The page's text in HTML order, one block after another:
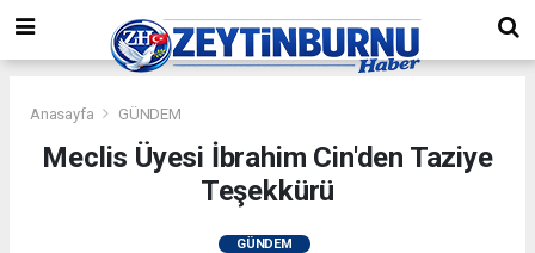
Anasayfa GÜNDEM
Meclis Üyesi İbrahim Cin'den Taziye
Teşekkürü
GÜNDEM